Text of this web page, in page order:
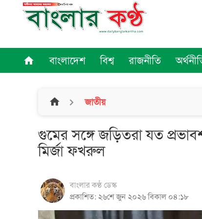
home বাংলাদেশ বিশ্ব রাজনীতি
home জাতীয়
গুমের সঙ্গে জড়িতরা যত
মির্জা ফখরুল
বাংলার কণ্ঠ ডেস্ক
প্রকাশিত: ২৬শে জুন ২০২৬ বিকাল ০৪:১৮